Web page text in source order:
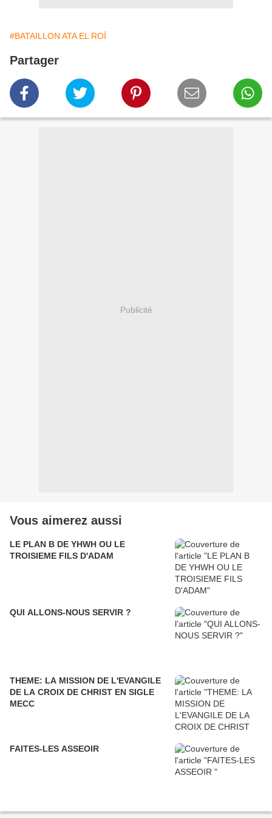
#BATAILLON ATA EL ROÏ
Partager
Publicité
Vous aimerez aussi
LE PLAN B DE YHWH OU LE
TROISIEME FILS D'ADAM
QUI ALLONS-NOUS SERVIR ?
THEME: LA MISSION DE L'EVANGILE
DE LA CROIX DE CHRIST EN SIGLE
MECC
FAITES-LES ASSEOIR